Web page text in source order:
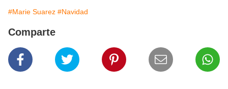
#Marie Suarez #Navidad
Comparte